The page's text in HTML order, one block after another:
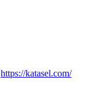
https://katasel.com/